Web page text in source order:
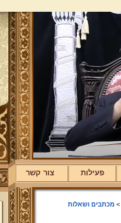
פעילות צור קשר
>מכתבים ושאלות